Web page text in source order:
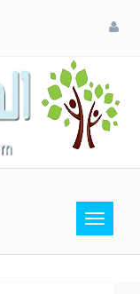
لونك
المفضل
Toggle
navigation